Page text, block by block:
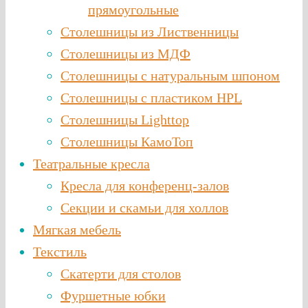
прямоугольные
Столешницы из Лиственницы
Столешницы из МДФ
Столешницы с натуральным шпоном
Столешницы c пластиком HPL
Столешницы Lighttop
Столешницы КамоТоп
Театральные кресла
Кресла для конференц-залов
Секции и скамьи для холлов
Мягкая мебель
Текстиль
Скатерти для столов
Фуршетные юбки